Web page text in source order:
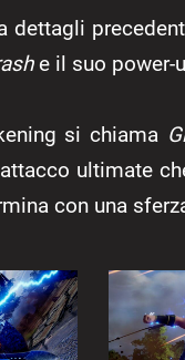
dettagli
e il suo power-
si chiama
ultimate
con una